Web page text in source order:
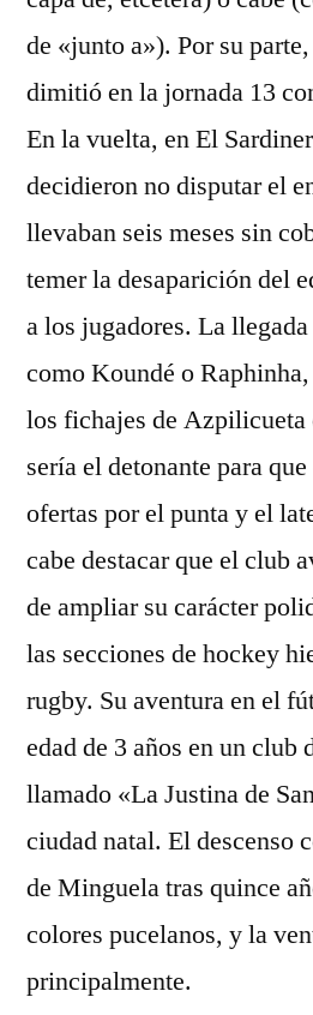
de «junto a»). Por su
dimitió en la jornada 13
En la vuelta, en El
decidieron no disputar el
llevaban seis meses sin
temer la desaparición del
a los jugadores. La
como Koundé o
los fichajes de
sería el detonante para
ofertas por el punta y el
cabe destacar que el club
de ampliar su carácter
las secciones de hockey
rugby. Su aventura en el
edad de 3 años en un club
llamado «La Justina de
ciudad natal. El descenso
de Minguela tras quince
colores pucelanos, y la
principalmente.